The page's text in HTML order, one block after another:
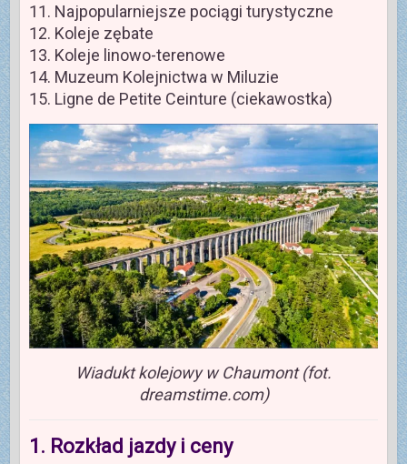
11. Najpopularniejsze pociągi turystyczne
12. Koleje zębate
13. Koleje linowo-terenowe
14. Muzeum Kolejnictwa w Miluzie
15. Ligne de Petite Ceinture (ciekawostka)
Wiadukt kolejowy w Chaumont (fot.
dreamstime.com)
1. Rozkład jazdy i ceny